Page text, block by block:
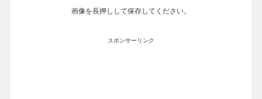
画像を長押しして保存してください。
スポンサーリンク